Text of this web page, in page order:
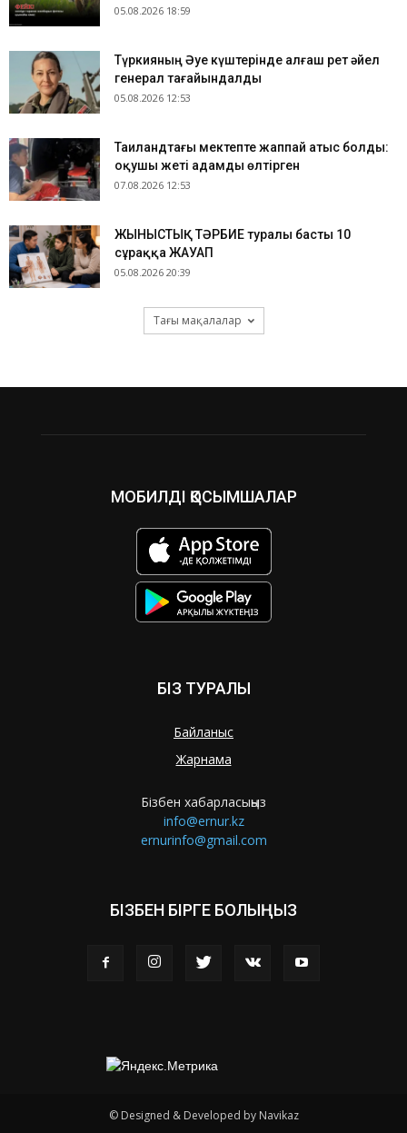
05.08.2026 18:59
Түркияның Әуе күштерінде алғаш рет әйел
генерал тағайындалды
05.08.2026 12:53
Таиландтағы мектепте жаппай атыс болды:
оқушы жеті адамды өлтірген
07.08.2026 12:53
ЖЫНЫСТЫҚ ТӘРБИЕ туралы басты 10
сұраққа ЖАУАП
05.08.2026 20:39
Тағы мақалалар
МОБИЛДІ ҚОСЫМШАЛАР
БІЗ ТУРАЛЫ
Байланыс
Жарнама
Бізбен хабарласыңыз
info@ernur.kz
ernurinfo@gmail.com
БІЗБЕН БІРГЕ БОЛЫҢЫЗ
© Designed & Developed by Navikaz